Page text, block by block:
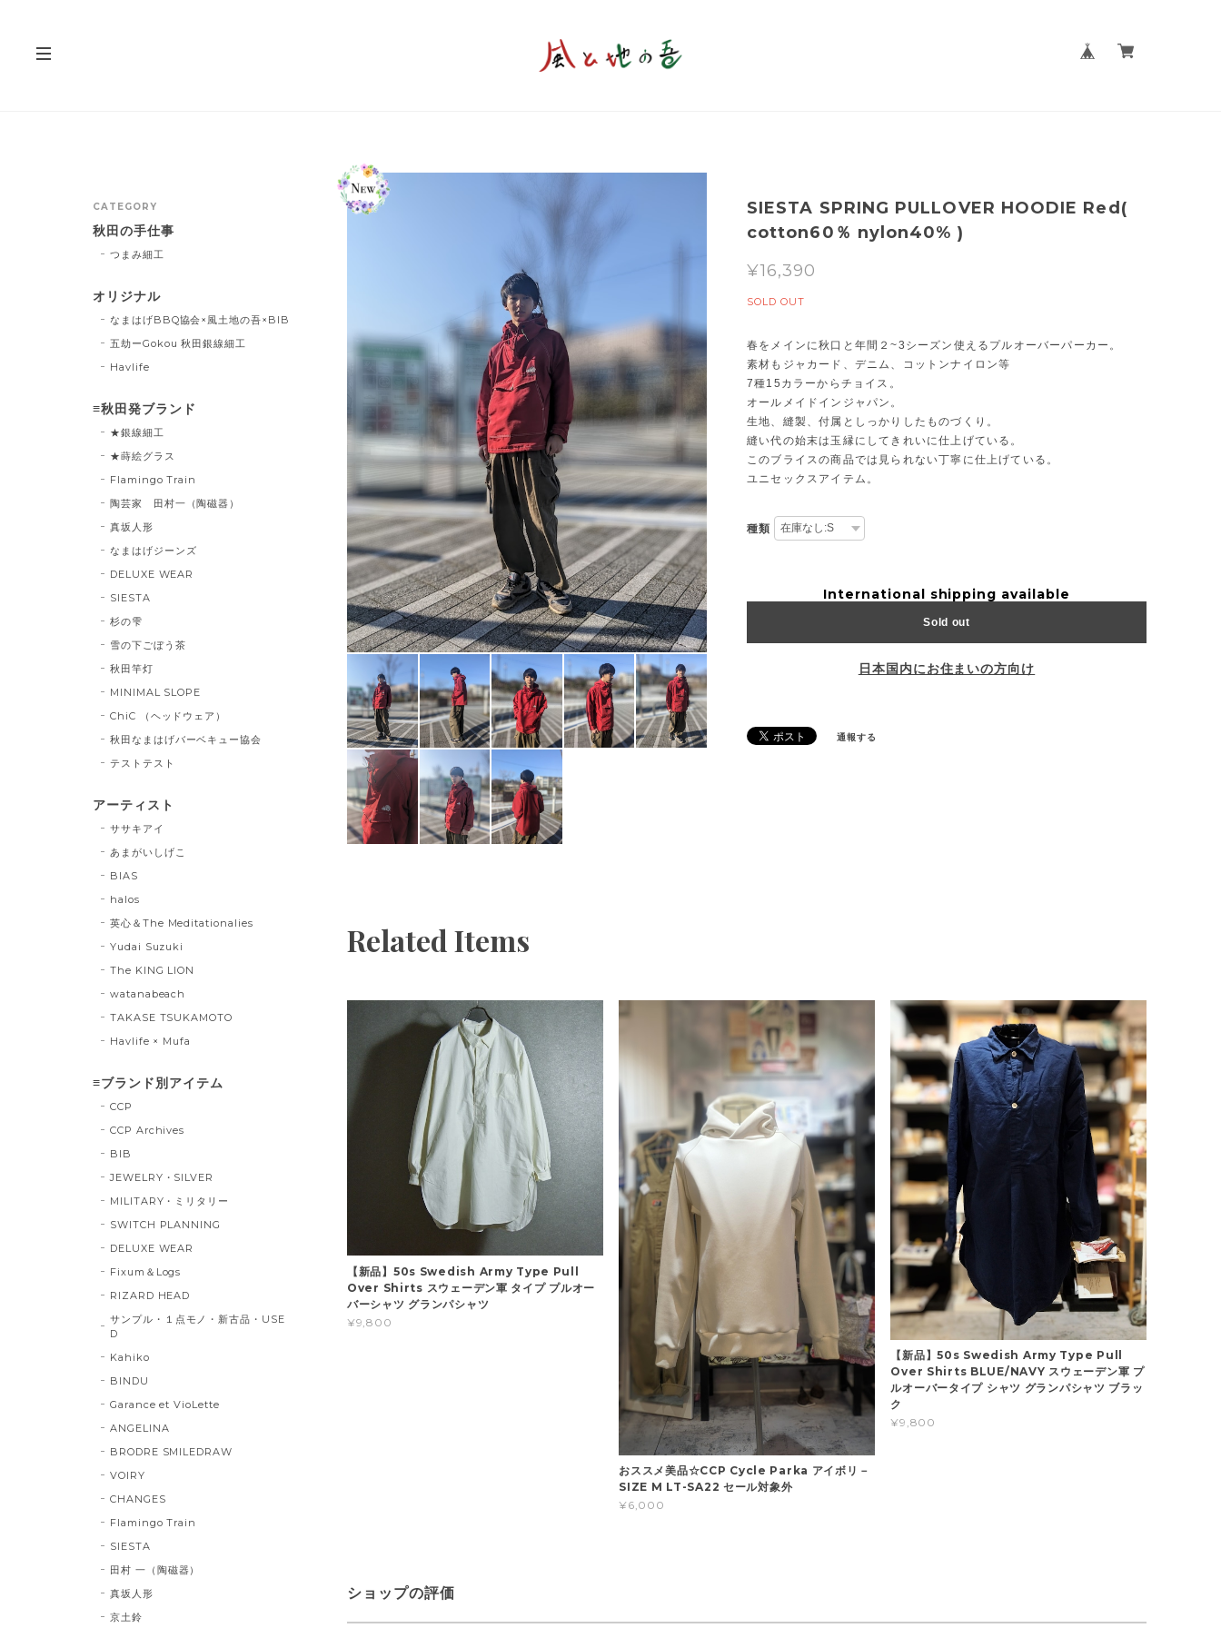
SIESTA SPRING PULLOVER HOODIE Red(
cotton60％ nylon40% )
¥16,390
SOLD OUT
春をメインに秋口と年間２~3シーズン使えるプルオーバーパーカー。
素材もジャカード、デニム、コットンナイロン等
7種15カラーからチョイス。
オールメイドインジャパン。
生地、縫製、付属としっかりしたものづくり。
縫い代の始末は玉縁にしてきれいに仕上げている。
このブライスの商品では見られない丁寧に仕上げている。
ユニセックスアイテム。
種類
International shipping available
Sold out
日本国内にお住まいの方向け
通報する
Related Items
【新品】50s Swedish Army Type Pull
Over Shirts スウェーデン軍 タイプ プルオー
バーシャツ グランパシャツ
¥9,800
おススメ美品☆CCP Cycle Parka アイボリ－
SIZE M LT-SA22 セール対象外
¥6,000
【新品】50s Swedish Army Type Pull
Over Shirts BLUE/NAVY スウェーデン軍 プ
ルオーバータイプ シャツ グランパシャツ ブラッ
ク
¥9,800
ショップの評価
CATEGORY
秋田の手仕事
つまみ細工
オリジナル
なまはげBBQ協会×風土地の吾×BIB
五劫ーGokou 秋田銀線細工
Havlife
≡秋田発ブランド
★銀線細工
★蒔絵グラス
Flamingo Train
陶芸家 田村一（陶磁器）
真坂人形
なまはげジーンズ
DELUXE WEAR
SIESTA
杉の雫
雪の下ごぼう茶
秋田竿灯
MINIMAL SLOPE
ChiC （ヘッドウェア）
秋田なまはげバーベキュー協会
テストテスト
アーティスト
ササキアイ
あまがいしげこ
BIAS
halos
英心＆The Meditationalies
Yudai Suzuki
The KING LION
watanabeach
TAKASE TSUKAMOTO
Havlife × Mufa
≡ブランド別アイテム
CCP
CCP Archives
BIB
JEWELRY・SILVER
MILITARY・ミリタリー
SWITCH PLANNING
DELUXE WEAR
Fixum＆Logs
RIZARD HEAD
サンプル・１点モノ・新古品・USE
D
Kahiko
BINDU
Garance et VioLette
ANGELINA
BRODRE SMILEDRAW
VOIRY
CHANGES
Flamingo Train
SIESTA
田村 一（陶磁器）
真坂人形
京土鈴